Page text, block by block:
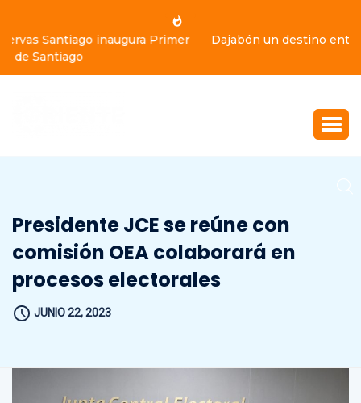
Dajabón un destino entre culturas, historia y gastronomía
Presidente JCE se reúne con
comisión OEA colaborará en
procesos electorales